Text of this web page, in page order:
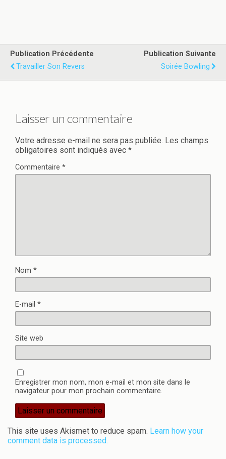
Publication Précédente
Travailler Son Revers
Publication Suivante
Soirée Bowling
Laisser un commentaire
Votre adresse e-mail ne sera pas publiée. Les champs
obligatoires sont indiqués avec *
Commentaire *
Nom *
E-mail *
Site web
Enregistrer mon nom, mon e-mail et mon site dans le
navigateur pour mon prochain commentaire.
This site uses Akismet to reduce spam. Learn how your
comment data is processed.